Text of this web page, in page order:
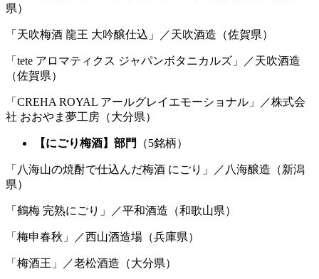
県）
「天吹梅酒 龍王 大吟醸仕込」／天吹酒造（佐賀県）
「tete アロマティクス ジャパンボタニカルズ」／天吹酒造
（佐賀県）
「CREHA ROYAL アールグレイエモーショナル」／株式会
社 おおやま夢工房（大分県）
【にごり梅酒】部門 （5銘柄）
「八海山の焼酎で仕込んだ梅酒 にごり」／八海醸造（新潟
県）
「鶴梅 完熟にごり」／平和酒造（和歌山県）
「梅申春秋」／西山酒造場（兵庫県）
「梅酒王」／老松酒造（大分県）